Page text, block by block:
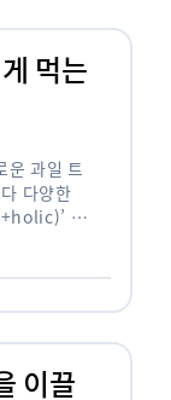
먹는
운 과일 트
다양한
+holic)’ 트
이끌